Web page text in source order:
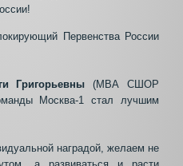
Первенства России
Григорьевны (МВА СШОР
Москва-1 стал лучшим
наградой, желаем не